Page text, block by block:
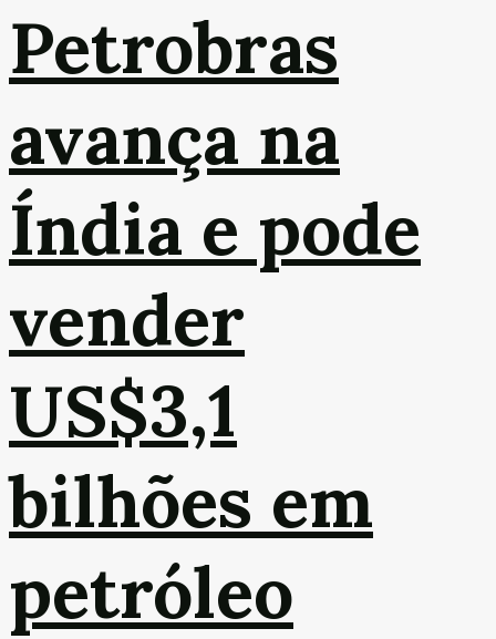
Petrobras
avança na
Índia e pode
vender
US$3,1
bilhões em
petróleo